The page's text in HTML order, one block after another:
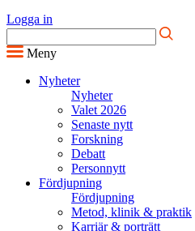
Logga in
Meny
Nyheter
Nyheter
Valet 2026
Senaste nytt
Forskning
Debatt
Personnytt
Fördjupning
Fördjupning
Metod, klinik & praktik
Karriär & porträtt